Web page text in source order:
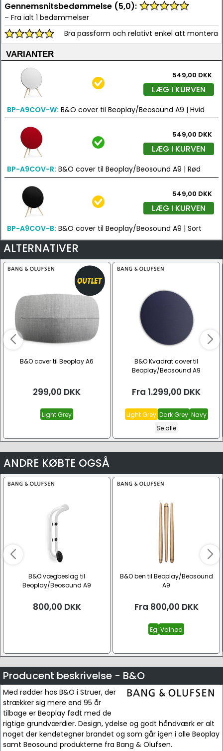
Gennemsnitsbedømmelse (5,0):
– Fra ialt 1 bedømmelser
Bra passform och relativt enkel att montera
VARIANTER
549,00 DKK
LÆG I KURVEN
BP-A9COV-W: B&O cover til Beoplay/Beosound A9 | Hvid
549,00 DKK
LÆG I KURVEN
BP-A9COV-R: B&O cover til Beoplay/Beosound A9 | Rød
549,00 DKK
LÆG I KURVEN
BP-A9COV-B: B&O cover til Beoplay/Beosound A9 | Sort
ALTERNATIVER
B&O cover til Beoplay A6
299,00 DKK
Light Grey
B&O Kvadrat cover til
Beoplay/Beosound A9
Fra 1.299,00 DKK
Light Grey Dark Grey Navy
Se alle
ANDRE KØBTE OGSÅ
B&O vægbeslag til
Beoplay/Beosound A9
800,00 DKK
B&O ben til Beoplay/Beosound
A9
Fra 800,00 DKK
Eg Valnød
Producent beskrivelse - B&O
Med rødder hos B&O i Struer, der
strækker sig mere end 95 år
tilbage er Beoplay født med de
rigtige grundværdier. Design, ydelse og godt håndværk er alt
noget der kendetegner brandet og som går igen i alle Beoplay
samt Beosound produkterne fra Bang & Olufsen.